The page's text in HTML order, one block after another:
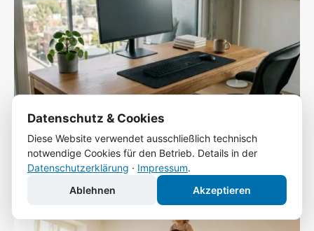
Berufskleidung im Betrieb: Sicherheit, Hygiene
und Effizienz
Tobias Friedrich - 11. Juli 2026
Datenschutz & Cookies
Diese Website verwendet ausschließlich technisch
notwendige Cookies für den Betrieb. Details in der
Datenschutzerklärung · Impressum.
Ablehnen
Akzeptieren